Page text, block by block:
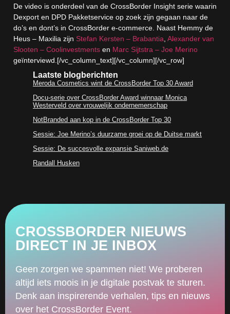
De video is onderdeel van de CrossBorder Insight serie waarin
Dexport en DPD Pakketservice op zoek zijn gegaan naar de
do’s en dont’s in CrossBorder e-commerce. Naast Hemmy de
Heus – Maxilia zijn Stefan Kersten – Brabantia Alexander van
Slooten – Coolinvestments en Marc Sijtstra – Joe Merino
geïnterviewd.[/vc_column_text][/vc_column][/vc_row]
Laatste blogberichten
Meroda Cosmetics wint de CrossBorder Top 30 Award
Docu-serie over CrossBorder Award winnaar Monica
Westerveld over vrouwelijk ondernemerschap
NotBranded aan kop in de CrossBorder Top 30
Sessie: Joe Merino’s duurzame groei op de Duitse markt
Sessie: De succesvolle expansie Saniweb.de
Randall Husken
CROSSBORDER NIEUWS
DIRECT IN JE INBOX
Geen zorgen we spammen niet! We proberen
altijd iets moois in je digitale postvak te sturen.
Denk aan inspirerende verhalen, tips en nieuws
over het CrossBorder Event.